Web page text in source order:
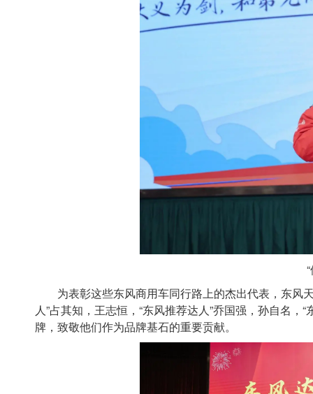
为表彰这些东风商用车同行路上的杰出代表，东风天
人”占其知，王志恒，“东风推荐达人”乔国强，孙自名，
牌，致敬他们作为品牌基石的重要贡献。